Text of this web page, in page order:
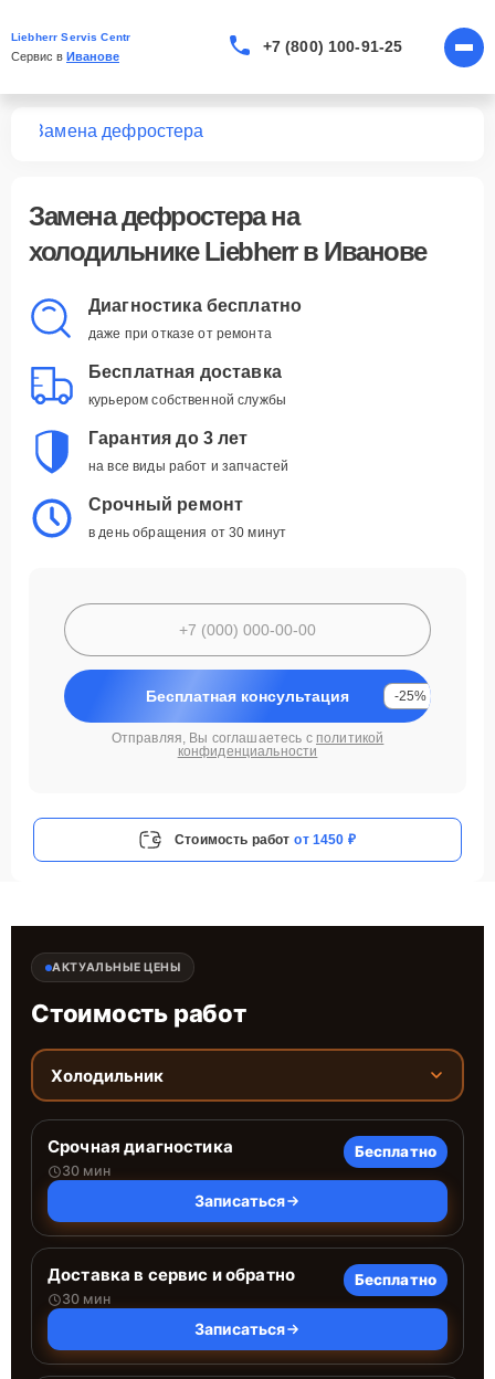
Liebherr Servis Centr
Сервис в Иванове
+7 (800) 100-91-25
Замена дефростера
Замена дефростерана
холодильнике Liebherr в Иванове
Диагностика бесплатно
даже при отказе от ремонта
Бесплатная доставка
курьером собственной службы
Гарантия до 3 лет
на все виды работ и запчастей
Срочный ремонт
в день обращения от 30 минут
Бесплатная консультация -25%
Отправляя, Вы соглашаетесь с политикой
конфиденциальности
Стоимость работ от 1450 ₽
АКТУАЛЬНЫЕ ЦЕНЫ
Стоимость работ
Холодильник
Срочная диагностика
30 мин
Бесплатно
Записаться
Доставка в сервис и обратно
30 мин
Бесплатно
Записаться